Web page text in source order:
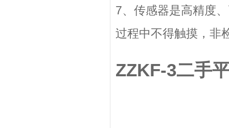
7、传感器是高精度
过程中不得触摸，非
ZZKF-3二手